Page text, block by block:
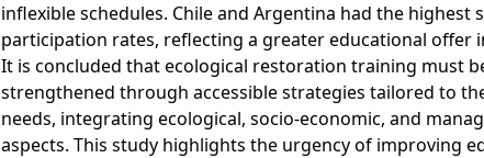
inflexible schedules. Chile and Argentina had the highest
participation rates, reflecting a greater educational offer
It is concluded that ecological restoration training must
strengthened through accessible strategies tailored to
needs, integrating ecological, socio-economic, and
aspects. This study highlights the urgency of improving